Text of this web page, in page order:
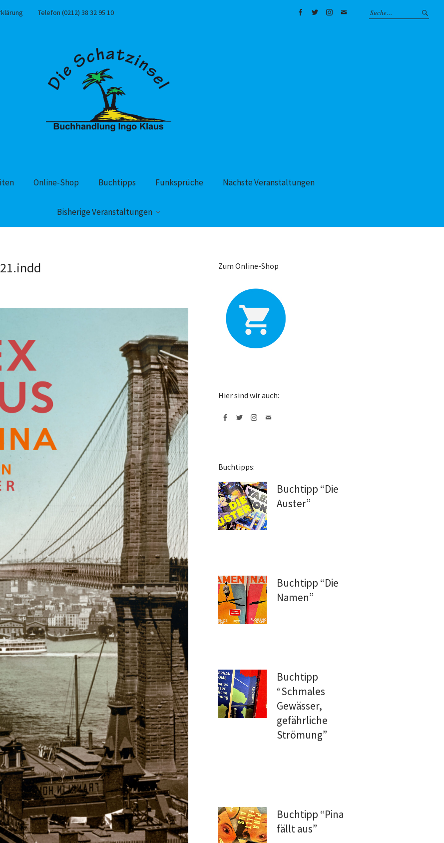
Telefon (0212) 38 32 95 10
Online-Shop Buchtipps Funksprüche Nächste Veranstaltungen
Bisherige Veranstaltungen
Zum Online-Shop
Hier sind wir auch:
Buchtipps:
Buchtipp “Die
Auster”
Buchtipp “Die
Namen”
Buchtipp
“Schmales
Gewässer,
gefährliche
Strömung”
Buchtipp “Pina
fällt aus”